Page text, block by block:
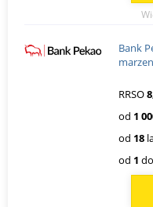
Bank
RRSO
od 1
od 18
od 1 do